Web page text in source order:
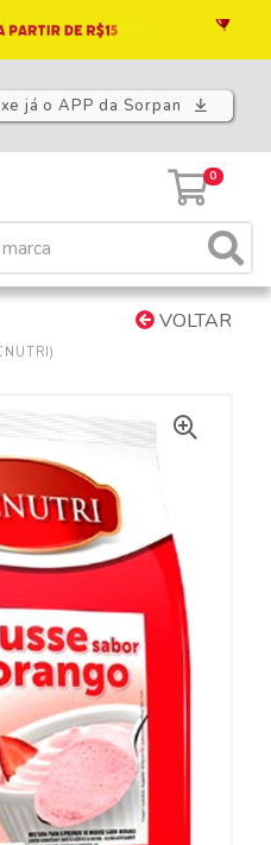
já o APP da Sorpan
0
VOLTAR